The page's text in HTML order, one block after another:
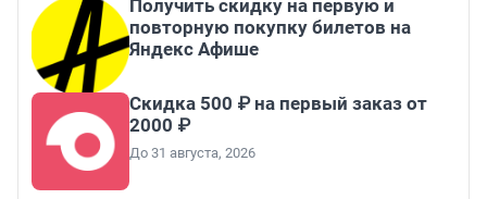
Получить скидку на первую и
повторную покупку билетов на
Яндекс Афише
Скидка 500 ₽ на первый заказ от
2000 ₽
До 31 августа, 2026